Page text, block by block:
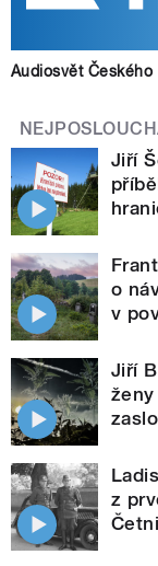
Audiosvět
Jiří
o
v
Jiří
z